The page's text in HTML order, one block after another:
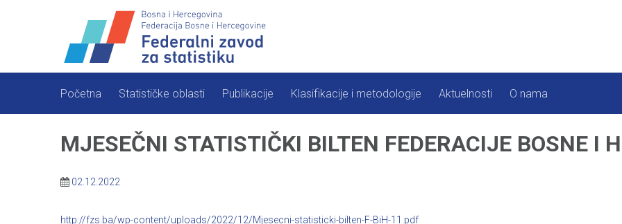
Početna Statističke oblasti Publikacije Klasifikacije i metodologije Aktuelnosti O nama
MJESEČNI STATISTIČKI BILTEN FEDERACIJE BOSNE I
02.12.2022
http://fzs.ba/wp-content/uploads/2022/12/Mjesecni-statisticki-bilten-F-BiH-11.pdf